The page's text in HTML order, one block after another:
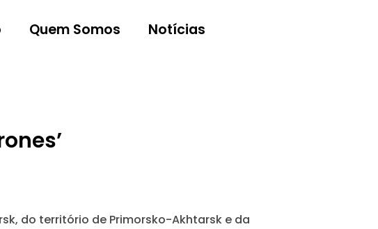
Quem Somos Notícias
do território de Primorsko-Akhtarsk e da